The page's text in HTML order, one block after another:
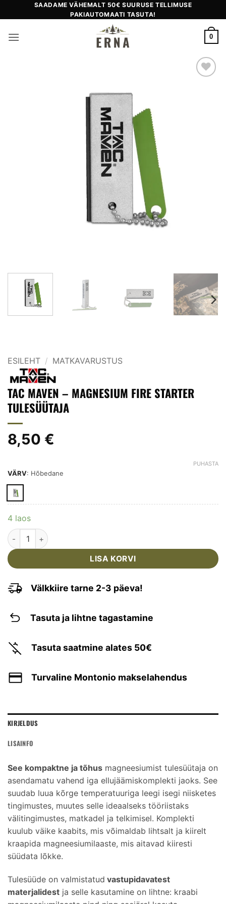
to
SAADAME VÄHEMALT 50€ SUURUSE TELLIMUSE
PAKIAUTOMAATI TASUTA!
0
ESILEHT / MATKAVARUSTUS
TAC MAVEN – MAGNESIUM FIRE STARTER
TULESÜÜTAJA
8,50 €
VÄRV: Hõbedane
PUHASTA
4 laos
TAC MAVEN - MAGNESIUM FIRE STARTER TULESÜÜTAJA
LISA KORVI
Välkkiire tarne 2-3 päeva!
Tasuta ja lihtne tagastamine
Tasuta saatmine alates 50€
Turvaline Montonio makselahendus
KIRJELDUS
LISAINFO
See kompaktne ja tõhus magneesiumist tulesüütaja on
asendamatu vahend iga ellujäämiskomplekti jaoks. See
suudab luua kõrge temperatuuriga leegi isegi niisketes
tingimustes, muutes selle ideaalseks tööriistaks
välitingimustes, matkadel ja telkimisel. Komplekti
kuulub väike kaabits, mis võimaldab lihtsalt ja kiirelt
kraapida magneesiumilaaste, mis aitavad kiiresti
süüdata lõkke.
Tulesüüde on valmistatud vastupidavatest
materjalidest ja selle kasutamine on lihtne: kraabi